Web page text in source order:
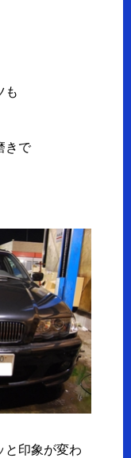
も
きで
と印象が変わ